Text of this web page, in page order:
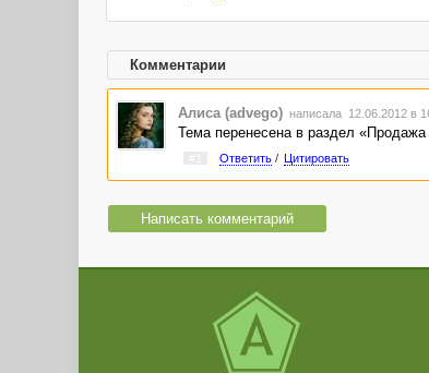
Комментарии
Алиса (advego) написала 12.06.2012 в
Тема перенесена в раздел «Продажа
Ответить/ Цитировать
Написать комментарий